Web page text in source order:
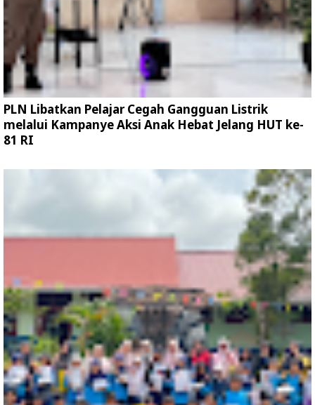
PLN Libatkan Pelajar Cegah Gangguan Listrik
melalui Kampanye Aksi Anak Hebat Jelang HUT ke-
81 RI